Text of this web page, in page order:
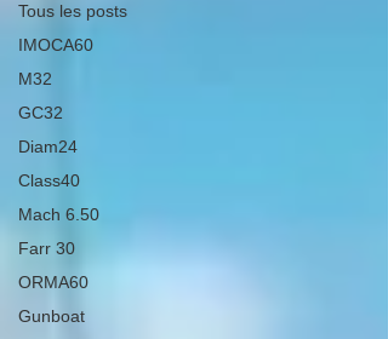
Tous les posts
IMOCA60
M32
GC32
Diam24
Class40
Mach 6.50
Farr 30
ORMA60
Gunboat